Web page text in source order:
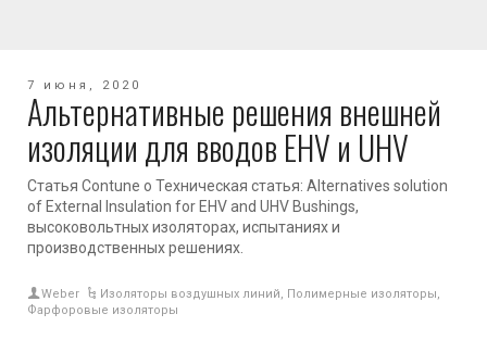
7 июня, 2020
Альтернативные решения внешней
изоляции для вводов EHV и UHV
Статья Contune о Техническая статья: Alternatives solution
of External Insulation for EHV and UHV Bushings,
высоковольтных изоляторах, испытаниях и
производственных решениях.
Weber Изоляторы воздушных линий, Полимерные изоляторы,
Фарфоровые изоляторы